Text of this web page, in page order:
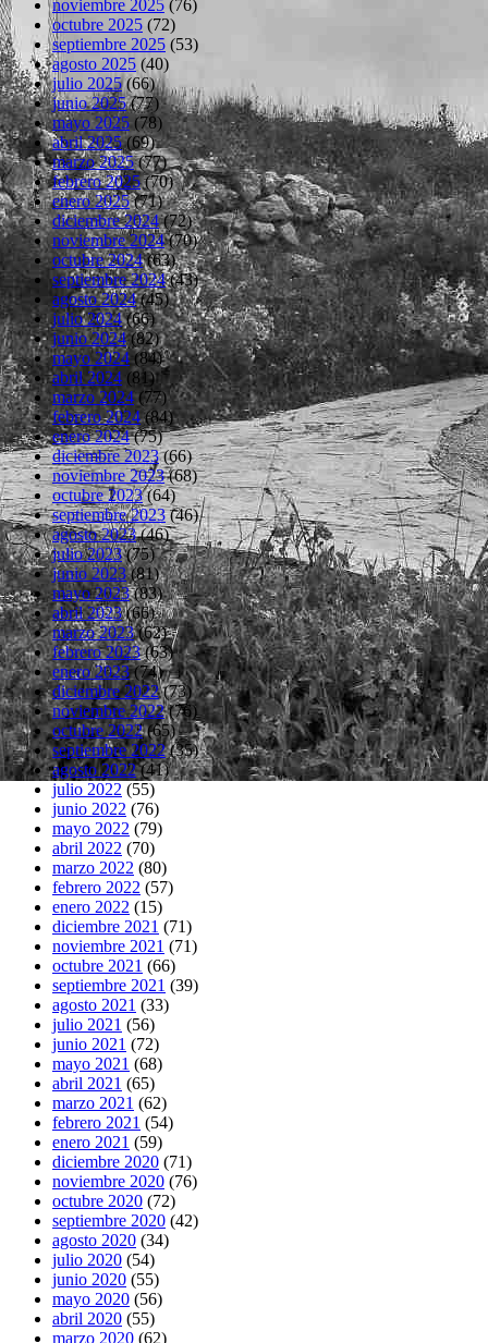
noviembre 2025 (76)
octubre 2025 (72)
septiembre 2025 (53)
agosto 2025 (40)
julio 2025(66)
junio 2025(77)
mayo 2025(78)
abril 2025(69)
marzo 2025(77)
febrero 2025(70)
enero 2025(71)
diciembre 2024(72)
noviembre 2024(70)
octubre 2024(63)
septiembre 2024(43)
agosto 2024(45)
julio 2024(66)
junio 2024(82)
mayo 2024(84)
abril 2024 (81)
marzo 2024(77)
febrero 2024(84)
enero 2024(75)
diciembre 2023(66)
noviembre 2023(68)
octubre 2023(64)
septiembre 2023(46)
agosto 2023(46)
julio 2023(75)
junio 2023(81)
mayo 2023(83)
abril 2023(66)
marzo 2023(62)
febrero 2023(63)
enero 2023(74)
diciembre 2022(73)
noviembre 2022(76)
octubre 2022(65)
septiembre 2022(35)
agosto 2022(41)
julio 2022 (55)
junio 2022 (76)
mayo 2022 (79)
abril 2022 (70)
marzo 2022 (80)
febrero 2022 (57)
enero 2022 (15)
diciembre 2021 (71)
noviembre 2021 (71)
octubre 2021 (66)
septiembre 2021 (39)
agosto 2021 (33)
julio 2021 (56)
junio 2021 (72)
mayo 2021 (68)
abril 2021 (65)
marzo 2021 (62)
febrero 2021 (54)
enero 2021 (59)
diciembre 2020 (71)
noviembre 2020 (76)
octubre 2020 (72)
septiembre 2020 (42)
agosto 2020 (34)
julio 2020 (54)
junio 2020 (55)
mayo 2020 (56)
abril 2020 (55)
marzo 2020 (62)